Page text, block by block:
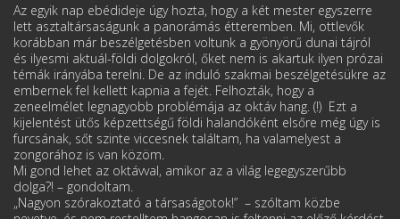
Az egyik nap ebédideje úgy hozta, hogy a két mester egyszerre
lett asztaltársaságunk a panorámás étteremben. Mi, ottlevők
korábban már beszélgetésben voltunk a gyönyörű dunai tájról
és ilyesmi aktuál-földi dolgokról, őket nem is akartuk ilyen prózai
témák irányába terelni. De az induló szakmai beszélgetésükre az
embernek fel kellett kapnia a fejét. Felhozták, hogy a
zeneelmélet legnagyobb problémája az oktáv hang. (!) Ezt a
kijelentést ütős képzettségű földi halandóként elsőre még úgy is
furcsának, sőt szinte viccesnek találtam, ha valamelyest a
zongorához is van közöm.
Mi gond lehet az oktávval, amikor az a világ legegyszerűbb
dolga?! – gondoltam.
„Nagyon szórakoztató a társaságotok!” – szóltam közbe